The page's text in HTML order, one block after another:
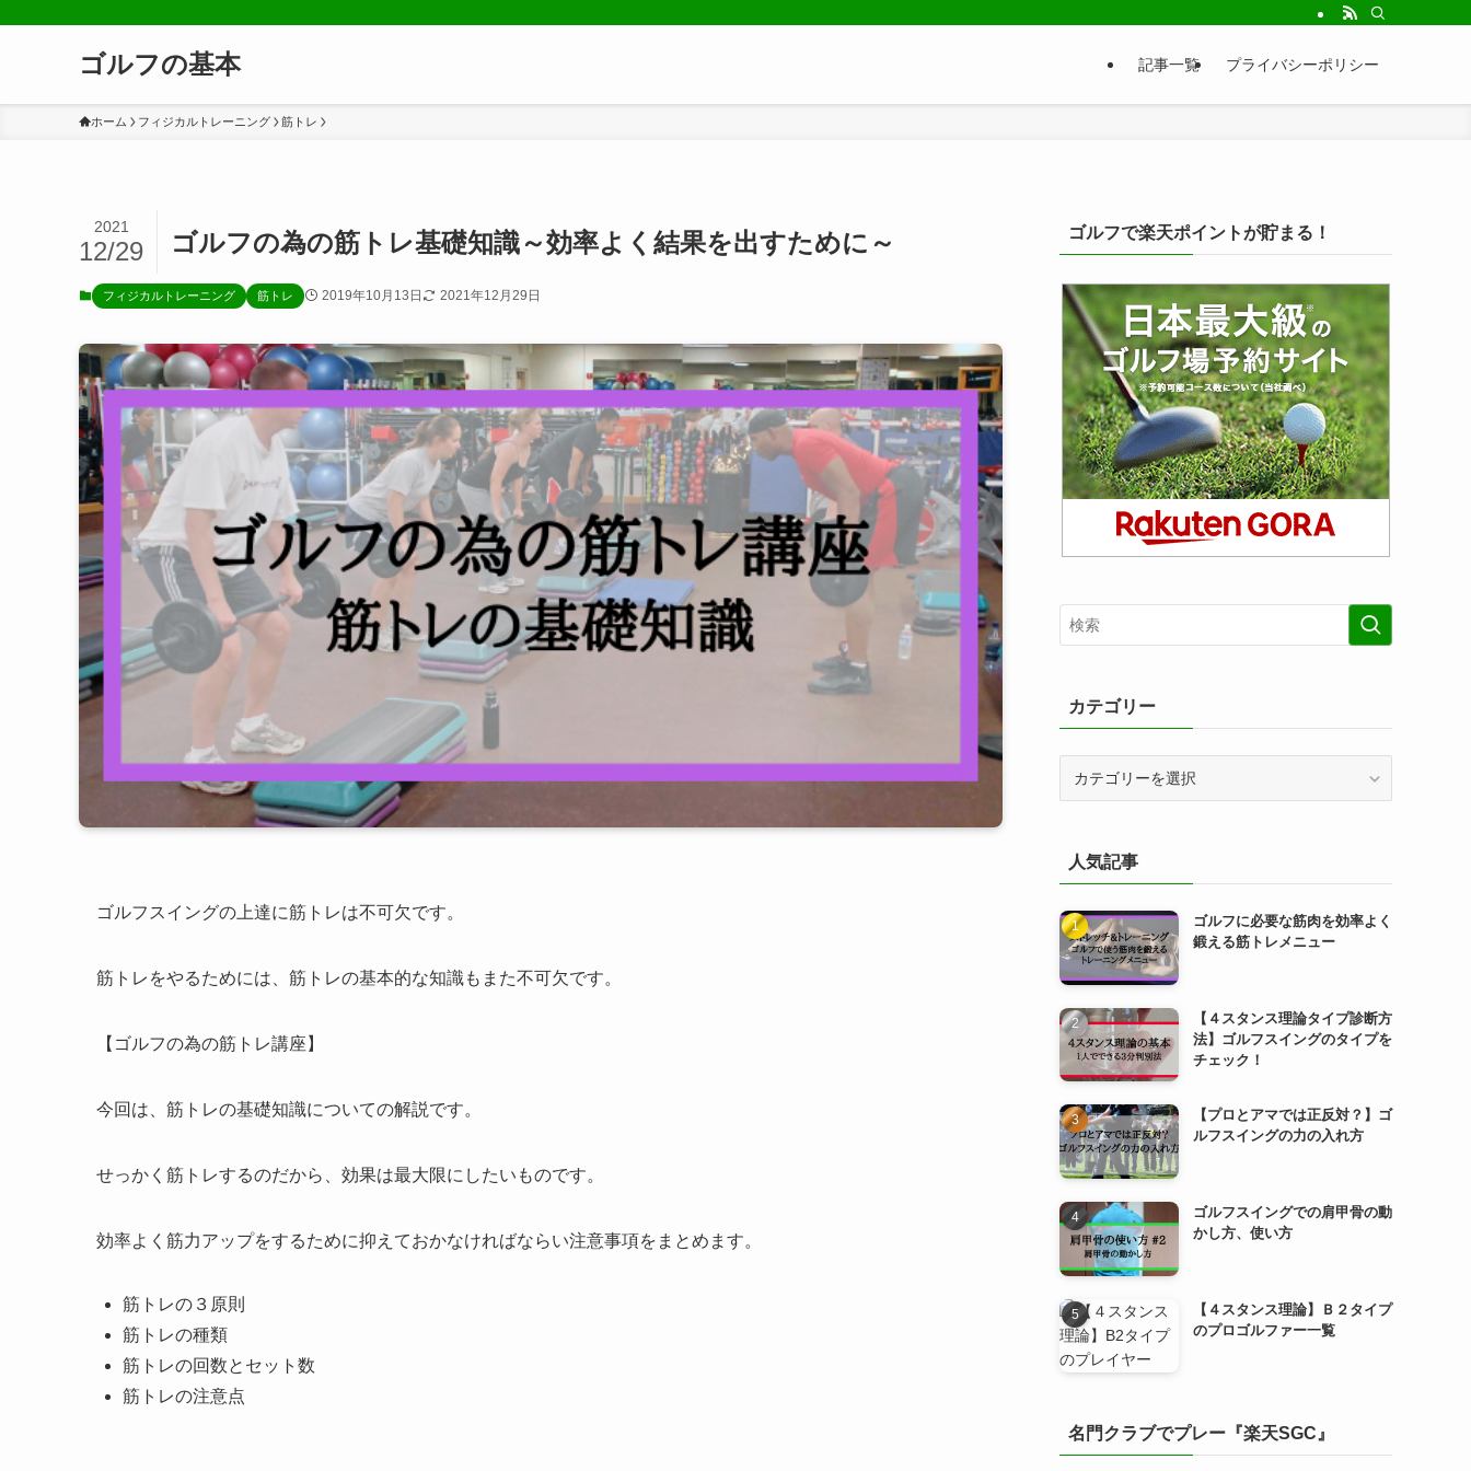
ゴルフの基本 記事一覧 プライバシーポリシー
ホーム フィジカルトレーニング 筋トレ
ゴルフの為の筋トレ基礎知識～効率よく結果を出すために～
2021
12/29
フィジカルトレーニング 筋トレ 2019年10月13日 2021年12月29日
ゴルフスイングの上達に筋トレは不可欠です。
筋トレをやるためには、筋トレの基本的な知識もまた不可欠です。
【ゴルフの為の筋トレ講座】
今回は、筋トレの基礎知識についての解説です。
せっかく筋トレするのだから、効果は最大限にしたいものです。
効率よく筋力アップをするために抑えておかなければならい注意事項をまとめます。
筋トレの３原則
筋トレの種類
筋トレの回数とセット数
筋トレの注意点
ゴルフで楽天ポイントが貯まる！
カテゴリー
ー人気記事
ゴルフに必要な筋肉を効率よく
鍛える筋トレメニュー
【４スタンス理論タイプ診断方
法】ゴルフスイングのタイプを
チェック！
【プロとアマでは正反対？】ゴ
ルフスイングの力の入れ方
ゴルフスイングでの肩甲骨の動
かし方、使い方
【４スタンス理論】Ｂ２タイプ
のプロゴルファー一覧
名門クラブでプレー『楽天SGC』